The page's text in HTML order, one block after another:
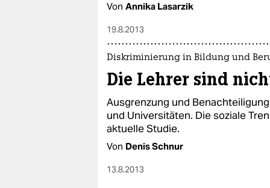
Von Annika Lasarzik
19.8.2013
Diskriminierung in Bildung und
Die Lehrer sind
Ausgrenzung und
und Universitäten. Die soziale
aktuelle Studie.
Von Denis Schnur
13.8.2013